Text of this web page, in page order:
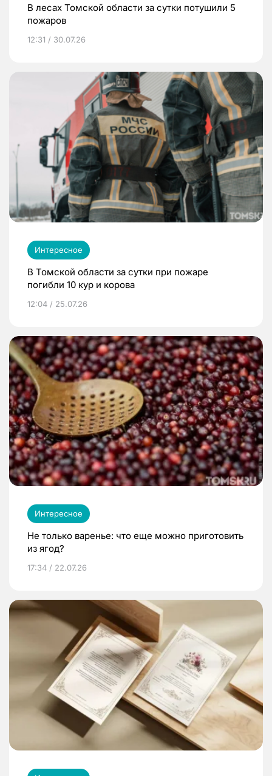
В лесах Томской области за сутки потушили 5
пожаров
12:31 / 30.07.26
Интересное
В Томской области за сутки при пожаре
погибли 10 кур и корова
12:04 / 25.07.26
Интересное
Не только варенье: что еще можно приготовить
из ягод?
17:34 / 22.07.26